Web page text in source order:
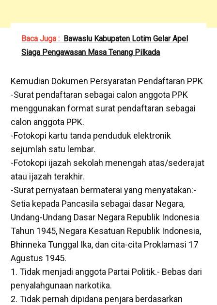
Baca Juga : Bawaslu Kabupaten Lotim Gelar Apel
Siaga Pengawasan Masa Tenang Pilkada
Kemudian Dokumen Persyaratan Pendaftaran PPK
-Surat pendaftaran sebagai calon anggota PPK
menggunakan format surat pendaftaran sebagai
calon anggota PPK.
-Fotokopi kartu tanda penduduk elektronik
sejumlah satu lembar.
-Fotokopi ijazah sekolah menengah atas/sederajat
atau ijazah terakhir.
-Surat pernyataan bermaterai yang menyatakan:-
Setia kepada Pancasila sebagai dasar Negara,
Undang-Undang Dasar Negara Republik Indonesia
Tahun 1945, Negara Kesatuan Republik Indonesia,
Bhinneka Tunggal Ika, dan cita-cita Proklamasi 17
Agustus 1945.
1. Tidak menjadi anggota Partai Politik.- Bebas dari
penyalahgunaan narkotika.
2. Tidak pernah dipidana penjara berdasarkan